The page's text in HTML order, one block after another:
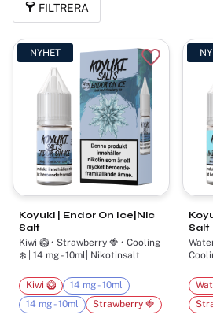
FILTRERA
Koyuki | Endor On Ice|Nic
Salt
Kiwi 🥝 • Strawberry 🍓 • Cooling
❄️ | 14 mg - 10ml| Nikotinsalt
Kiwi 🥝
14 mg - 10ml
14 mg - 10ml
Strawberry 🍓
NYHET
Lägg till i
Salt